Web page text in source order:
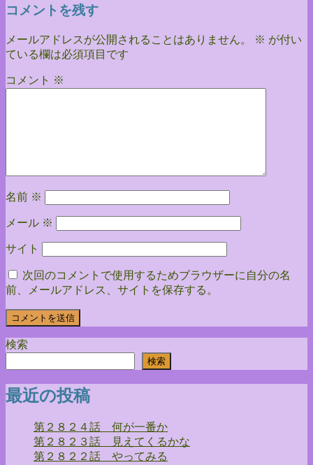
稿
ビ
ゲ
コメントを残す
メールアドレスが公開されることはありません。 ※ が付い
ている欄は必須項目です
コメント ※
名前 ※
メール ※
サイト
次回のコメントで使用するためブラウザーに自分の名
前、メールアドレス、サイトを保存する。
検索
検索
最近の投稿
第２８２４話 何が一番か
第２８２３話 見えてくるかな
第２８２２話 やってみる